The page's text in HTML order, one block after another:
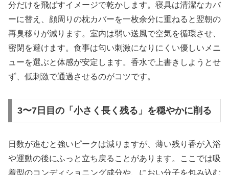
分だけを飛ばすイメージで乾かします。寝具は清潔なカバ
ーに替え、顔周りの枕カバーを一枚余分に重ねると翌朝の
再臭移りが減ります。室内は弱い送風で空気を循環させ、
密閉を避けます。食事は匂い刺激になりにくい優しいメニ
ューを選ぶと体感が安定します。香水で上書きしようとせ
ず、低刺激で通過させるのがコツです。
3〜7日目の「小さく長く残る」を穏やかに削る
日数が進むと強いピークは減りますが、薄い残り香が入浴
や運動の後にふっと立ち戻ることがあります。ここでは吸
着型のコンディショニング成分や、におい分子を包み込む